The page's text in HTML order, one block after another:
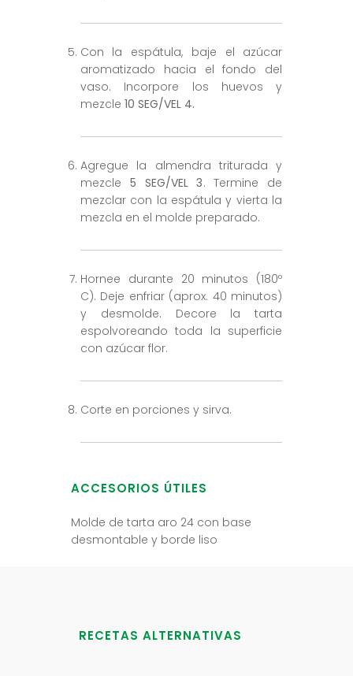
Con la espátula, baje el azúcar
aromatizado hacia el fondo del
vaso. Incorpore los huevos y
mezcle 10 SEG/VEL 4.
Agregue la almendra triturada y
mezcle 5 SEG/VEL 3. Termine de
mezclar con la espátula y vierta la
mezcla en el molde preparado.
Hornee durante 20 minutos (180º
C). Deje enfriar (aprox. 40 minutos)
y desmolde. Decore la tarta
espolvoreando toda la superficie
con azúcar flor.
Corte en porciones y sirva.
ACCESORIOS ÚTILES
Molde de tarta aro 24 con base
desmontable y borde liso
RECETAS ALTERNATIVAS